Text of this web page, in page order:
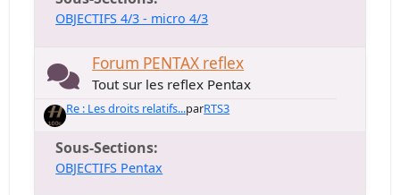
OBJECTIFS 4/3 - micro 4/3
Forum PENTAX reflex
Tout sur les reflex Pentax
Re : Les droits relatifs...parRTS3
Sous-Sections
OBJECTIFS Pentax